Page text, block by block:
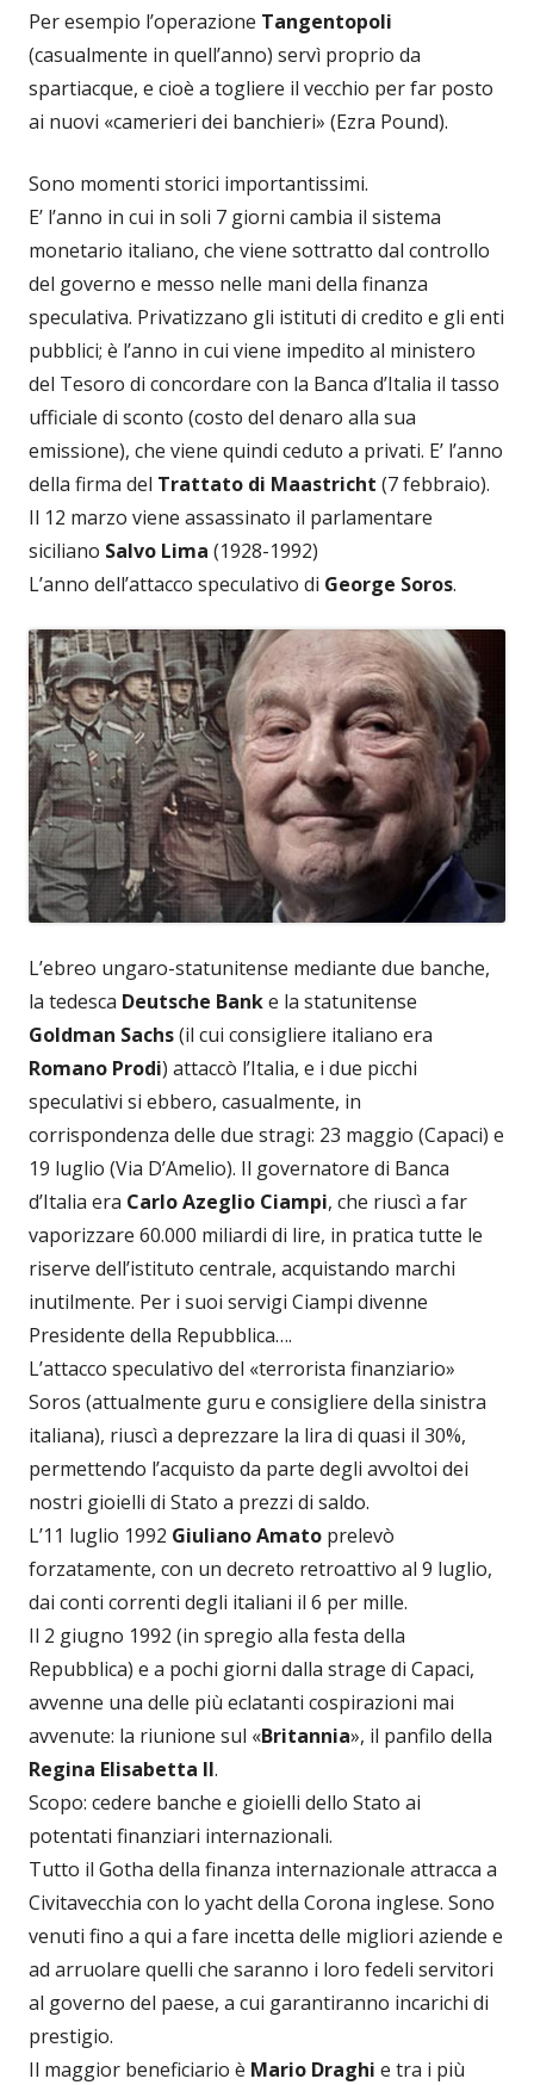
Per esempio l’operazione Tangentopoli
(casualmente in quell’anno) servì proprio da
spartiacque, e cioè a togliere il vecchio per far posto
ai nuovi «camerieri dei banchieri» (Ezra Pound).
Sono momenti storici importantissimi.
E’ l’anno in cui in soli 7 giorni cambia il sistema
monetario italiano, che viene sottratto dal controllo
del governo e messo nelle mani della finanza
speculativa. Privatizzano gli istituti di credito e gli enti
pubblici; è l’anno in cui viene impedito al ministero
del Tesoro di concordare con la Banca d’Italia il tasso
ufficiale di sconto (costo del denaro alla sua
emissione), che viene quindi ceduto a privati. E’ l’anno
della firma del Trattato di Maastricht (7 febbraio).
Il 12 marzo viene assassinato il parlamentare
siciliano Salvo Lima (1928-1992)
L’anno dell’attacco speculativo di George Soros.
L’ebreo ungaro-statunitense mediante due banche,
la tedesca Deutsche Banke la statunitense
Goldman Sachs(il cui consigliere italiano era
Romano Prodi) attaccò l’Italia, e i due picchi
speculativi si ebbero, casualmente, in
corrispondenza delle due stragi: 23 maggio (Capaci) e
19 luglio (Via D’Amelio). Il governatore di Banca
d’Italia era Carlo Azeglio Ciampi, che riuscì a far
vaporizzare 60.000 miliardi di lire, in pratica tutte le
riserve dell’istituto centrale, acquistando marchi
inutilmente. Per i suoi servigi Ciampi divenne
Presidente della Repubblica….
L’attacco speculativo del «terrorista finanziario»
Soros (attualmente guru e consigliere della sinistra
italiana), riuscì a deprezzare la lira di quasi il 30%,
permettendo l’acquisto da parte degli avvoltoi dei
nostri gioielli di Stato a prezzi di saldo.
L’11 luglio 1992 Giuliano Amato prelevò
forzatamente, con un decreto retroattivo al 9 luglio,
dai conti correnti degli italiani il 6 per mille.
Il 2 giugno 1992 (in spregio alla festa della
Repubblica) e a pochi giorni dalla strage di Capaci,
avvenne una delle più eclatanti cospirazioni mai
avvenute: la riunione sul «Britannia», il panfilo della
Regina Elisabetta II.
Scopo: cedere banche e gioielli dello Stato ai
potentati finanziari internazionali.
Tutto il Gotha della finanza internazionale attracca a
Civitavecchia con lo yacht della Corona inglese. Sono
venuti fino a qui a fare incetta delle migliori aziende e
ad arruolare quelli che saranno i loro fedeli servitori
al governo del paese, a cui garantiranno incarichi di
prestigio.
Il maggior beneficiario è Mario Draghi e tra i più